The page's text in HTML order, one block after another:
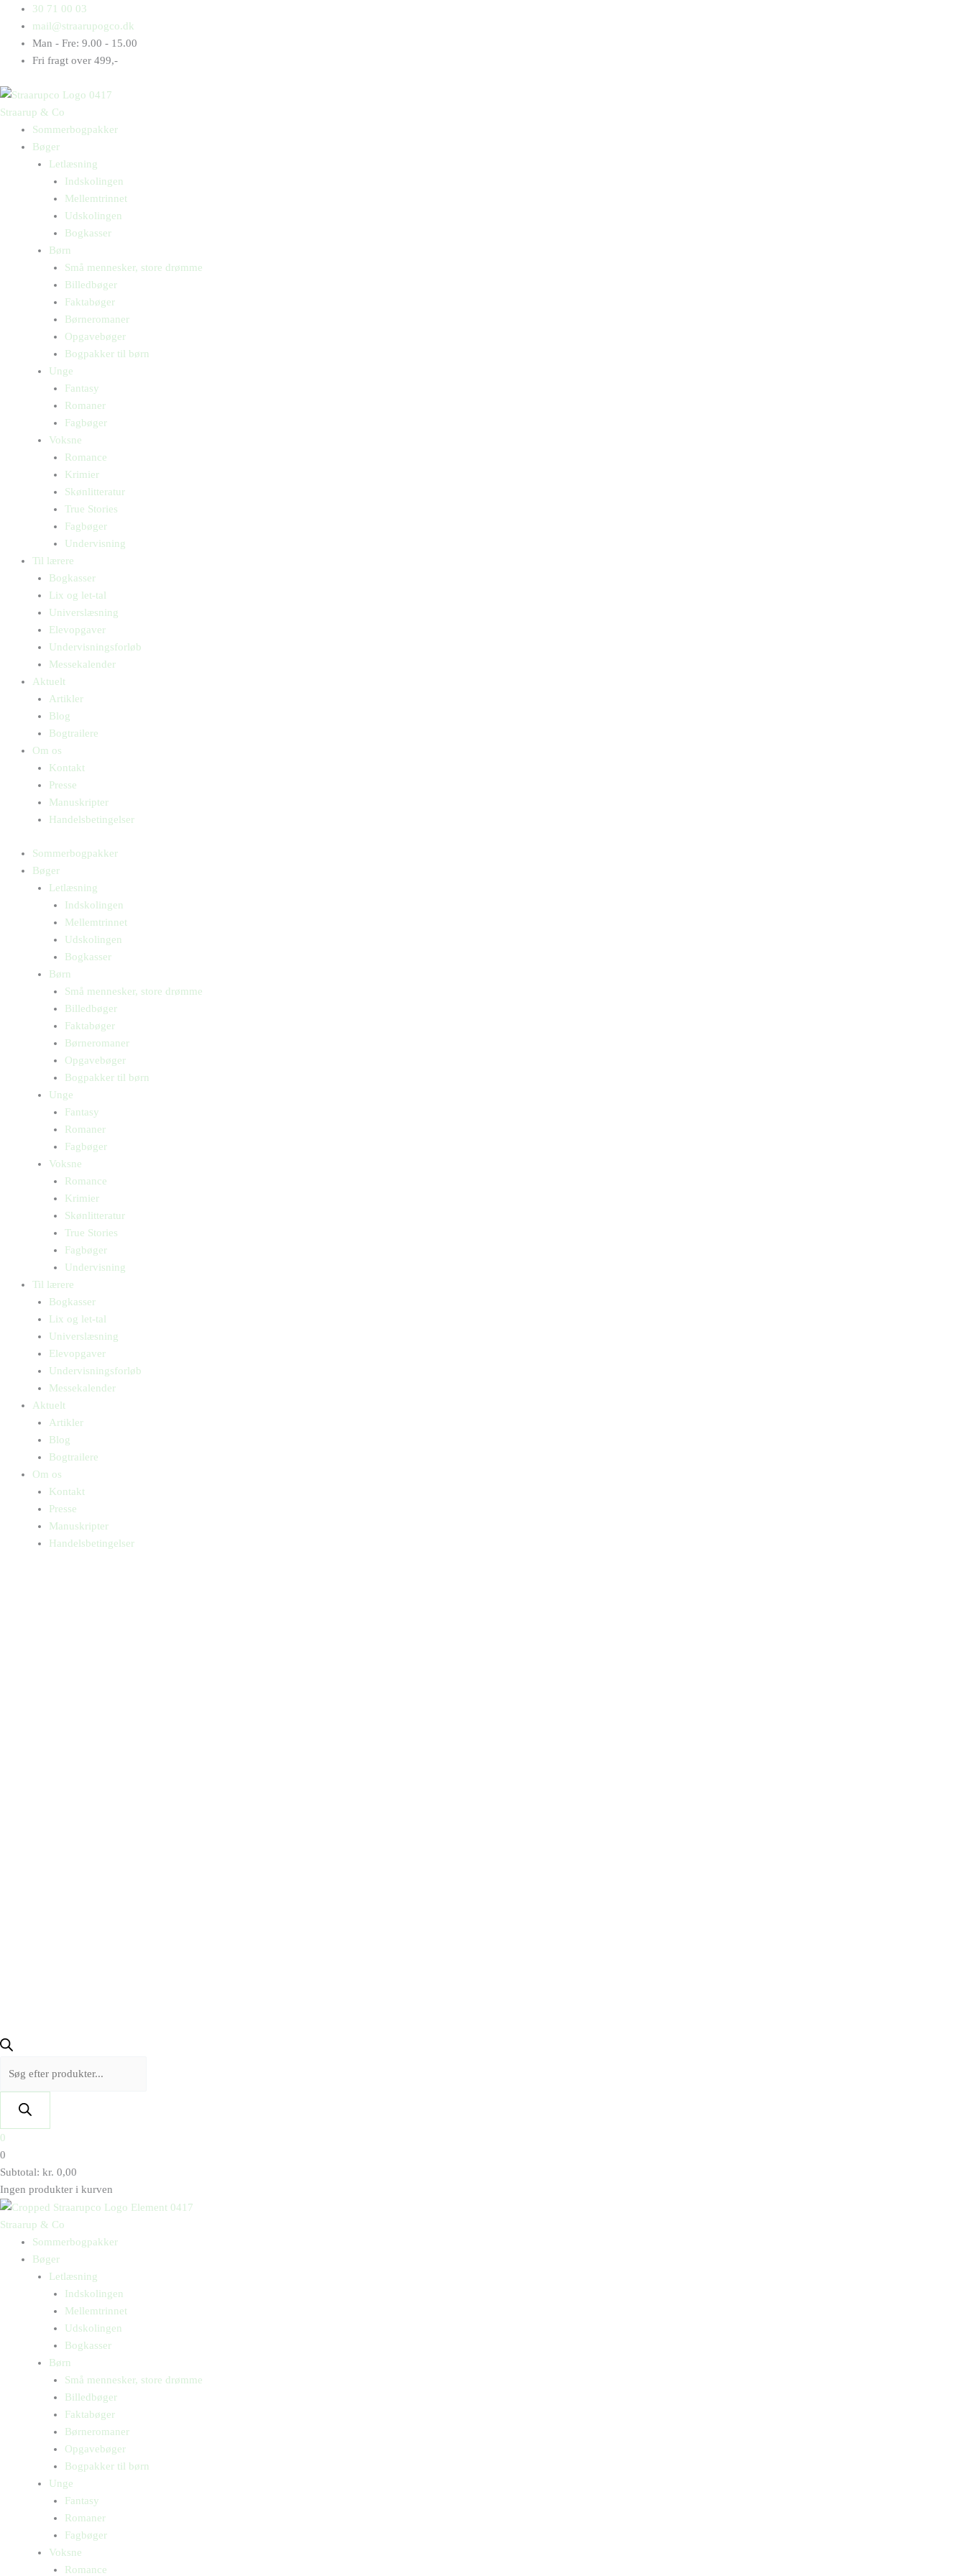
indholdet
30 71 00 03
mail@straarupogco.dk
Man - Fre: 9.00 - 15.00
Fri fragt over 499,-
Straarup & Co
Sommerbogpakker
Bøger
Letlæsning
Indskolingen
Mellemtrinnet
Udskolingen
Bogkasser
Børn
Små mennesker, store drømme
Billedbøger
Faktabøger
Børneromaner
Opgavebøger
Bogpakker til børn
Unge
Fantasy
Romaner
Fagbøger
Voksne
Romance
Krimier
Skønlitteratur
True Stories
Fagbøger
Undervisning
Til lærere
Bogkasser
Lix og let-tal
Universlæsning
Elevopgaver
Undervisningsforløb
Messekalender
Aktuelt
Artikler
Blog
Bogtrailere
Om os
Kontakt
Presse
Manuskripter
Handelsbetingelser
Sommerbogpakker
Bøger
Letlæsning
Indskolingen
Mellemtrinnet
Udskolingen
Bogkasser
Børn
Små mennesker, store drømme
Billedbøger
Faktabøger
Børneromaner
Opgavebøger
Bogpakker til børn
Unge
Fantasy
Romaner
Fagbøger
Voksne
Romance
Krimier
Skønlitteratur
True Stories
Fagbøger
Undervisning
Til lærere
Bogkasser
Lix og let-tal
Universlæsning
Elevopgaver
Undervisningsforløb
Messekalender
Aktuelt
Artikler
Blog
Bogtrailere
Om os
Kontakt
Presse
Manuskripter
Handelsbetingelser
Products
search
0
0
Subtotal: kr. 0,00
Ingen produkter i kurven
Straarup & Co
Sommerbogpakker
Bøger
Letlæsning
Indskolingen
Mellemtrinnet
Udskolingen
Bogkasser
Børn
Små mennesker, store drømme
Billedbøger
Faktabøger
Børneromaner
Opgavebøger
Bogpakker til børn
Unge
Fantasy
Romaner
Fagbøger
Voksne
Romance
Products
search